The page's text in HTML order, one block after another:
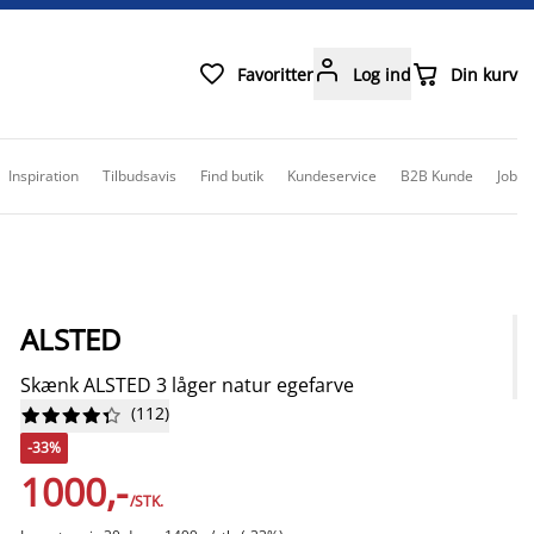
 Favoritter Log ind Din kurv
Inspiration Tilbudsavis Find butik Kundeservice B2B Kunde Job
ALSTED
Skænk ALSTED 3 låger natur egefarve





 (112)
-33%
1000,-/STK.